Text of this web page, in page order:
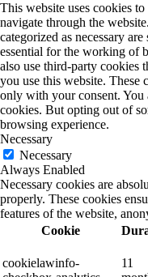
This website uses cookies
navigate through the
categorized as necessary
essential for the working of
also use third-party cookies
you use this website.
only with your consent. You
cookies. But opting out of
browsing experience.
Necessary
Necessary
Always Enabled
Necessary cookies are
properly. These cookies
features of the website,
Cookie
cookielawinfo-
11